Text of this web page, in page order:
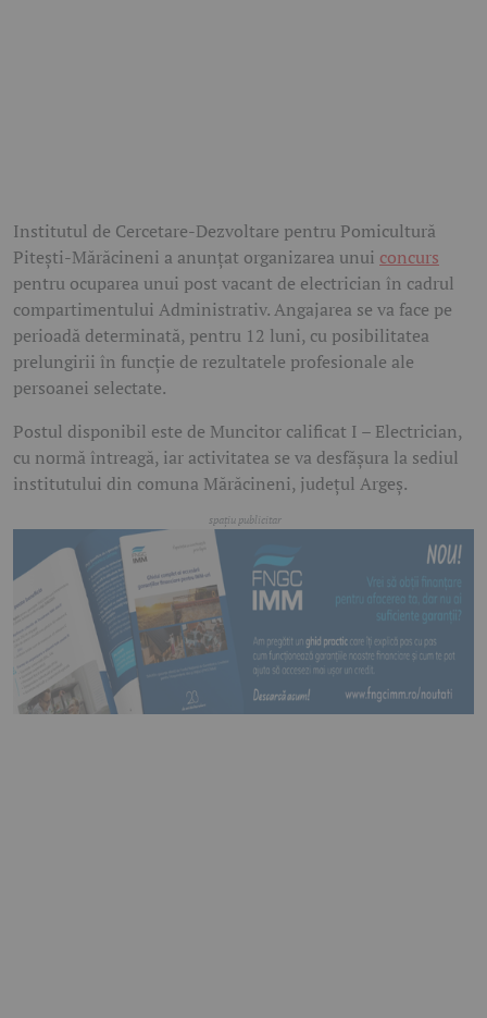
Institutul de Cercetare-Dezvoltare pentru Pomicultură
Pitești-Mărăcineni a anunțat organizarea unui concurs
pentru ocuparea unui post vacant de electrician în cadrul
compartimentului Administrativ. Angajarea se va face pe
perioadă determinată, pentru 12 luni, cu posibilitatea
prelungirii în funcție de rezultatele profesionale ale
persoanei selectate.
Postul disponibil este de Muncitor calificat I – Electrician,
cu normă întreagă, iar activitatea se va desfășura la sediul
institutului din comuna Mărăcineni, județul Argeș.